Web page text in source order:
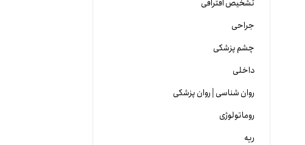
تشخیص افتراقی
جراحی
چشم پزشکی
داخلی
روان شناسی | روان پزشکی
روماتولوژی
ریه